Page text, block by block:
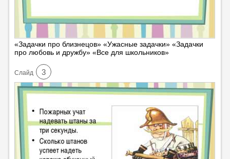
«Задачки про близнецов» «Ужасные задачки» «Задачки
про любовь и дружбу» «Все для школьников»
Cлайд 3